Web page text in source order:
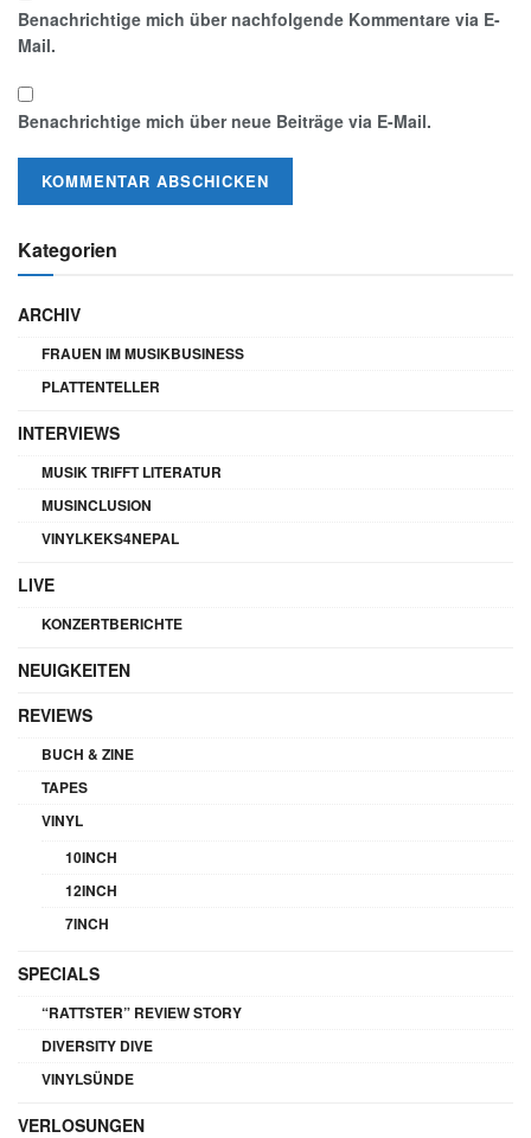
Benachrichtige mich über nachfolgende Kommentare via E-
Mail.
Benachrichtige mich über neue Beiträge via E-Mail.
Kategorien
ARCHIV
FRAUEN IM MUSIKBUSINESS
PLATTENTELLER
INTERVIEWS
MUSIK TRIFFT LITERATUR
MUSINCLUSION
VINYLKEKS4NEPAL
LIVE
KONZERTBERICHTE
NEUIGKEITEN
REVIEWS
BUCH & ZINE
TAPES
VINYL
10INCH
12INCH
7INCH
SPECIALS
“RATTSTER” REVIEW STORY
DIVERSITY DIVE
VINYLSÜNDE
VERLOSUNGEN